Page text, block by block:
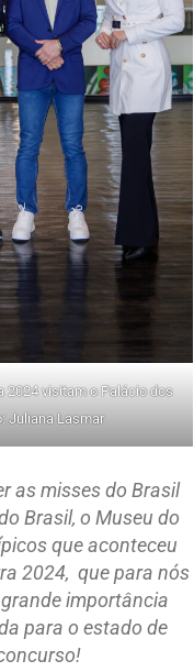
2024 visitam o Palácio dos
Juliana Lasmar
as misses do Brasil
Brasil, o Museu do
que aconteceu
2024, que para nós
importância
para o estado de